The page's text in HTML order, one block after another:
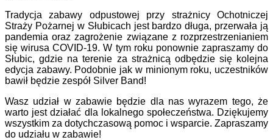
Tradycja zabawy odpustowej przy strażnicy Ochotniczej
Straży Pożarnej w Słubicach jest bardzo długa, przerwała ją
pandemia oraz zagrożenie związane z rozprzestrzenianiem
się wirusa COVID-19. W tym roku ponownie zapraszamy do
Słubic, gdzie na terenie za strażnicą odbędzie się kolejna
edycja zabawy. Podobnie jak w minionym roku, uczestników
bawił będzie zespół Silver Band!
Wasz udział w zabawie będzie dla nas wyrazem tego, że
warto jest działać dla lokalnego społeczeństwa. Dziękujemy
wszystkim za dotychczasową pomoc i wsparcie. Zapraszamy
do udziału w zabawie!